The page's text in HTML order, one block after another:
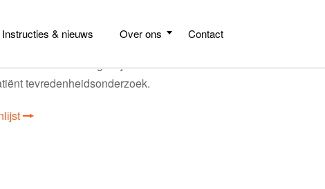
Instructies & nieuws Over ons Contact
tevredenheidsonderzoek.